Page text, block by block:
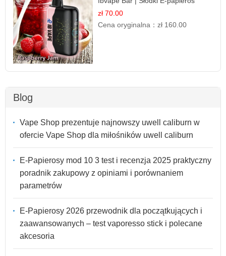
Jednorazowy
zł 70.00
Cena oryginalna：zł 160.00
Blog
Vape Shop prezentuje najnowszy uwell caliburn w
ofercie Vape Shop dla miłośników uwell caliburn
E-Papierosy mod 10 3 test i recenzja 2025 praktyczny
poradnik zakupowy z opiniami i porównaniem
parametrów
E-Papierosy 2026 przewodnik dla początkujących i
zaawansowanych – test vaporesso stick i polecane
akcesoria